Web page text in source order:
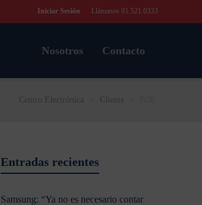
Iniciar Sesión Llámanos 91 521 0333
Nosotros Contacto
Centro Electrónica Clients
Entradas recientes
Samsung: “Ya no es necesario contar